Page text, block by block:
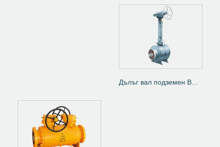
Дълъг вал подземен BW краища с топка клапан